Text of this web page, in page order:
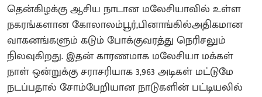
தென்கிழக்கு ஆசிய நாடான மலேசியாவில் உள்ள
நகரங்களான கோலாலம்பூர்,பினாங்கில்அதிகமான
வாகனங்களும் கடும் போக்குவரத்து நெரிசலும்
நிலவுகிறது. இதன் காரணமாக மலேசியா மக்கள்
நாள் ஒன்றுக்கு சராசரியாக 3,963 அடிகள் மட்டுமே
நடப்பதால் சோம்பேறியான நாடுகளின் பட்டியலில்